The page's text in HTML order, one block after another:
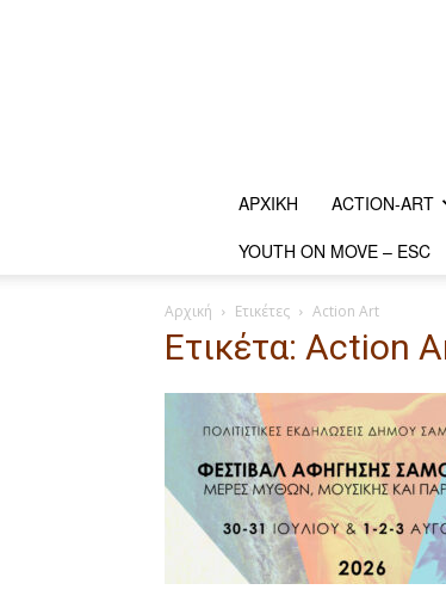
ΑΡΧΙΚΗ ACTION-ART
YOUTH ON MOVE – ESC
Αρχική Ετικέτες Action Art
Ετικέτα: Action